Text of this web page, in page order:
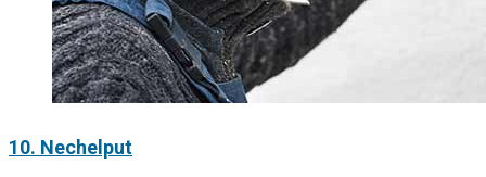
10. Nechelput